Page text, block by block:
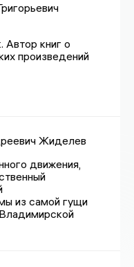
Автор книг о
произведений
Жиделев
движения,
из самой гущи